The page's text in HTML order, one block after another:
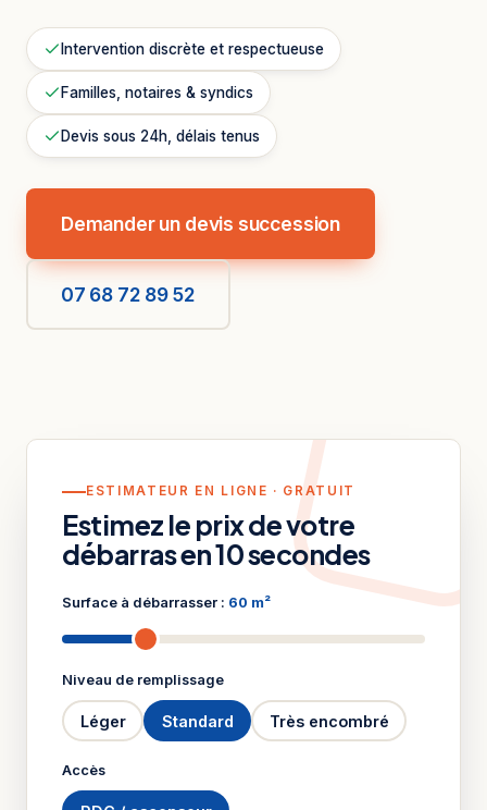
Intervention discrète et respectueuse
Familles, notaires & syndics
Devis sous 24h, délais tenus
Demander un devis succession
07 68 72 89 52
ESTIMATEUR EN LIGNE · GRATUIT
Estimez le prix de votre
débarras en 10 secondes
Surface à débarrasser : 60 m²
Niveau de remplissage
Léger Standard Très encombré
Accès